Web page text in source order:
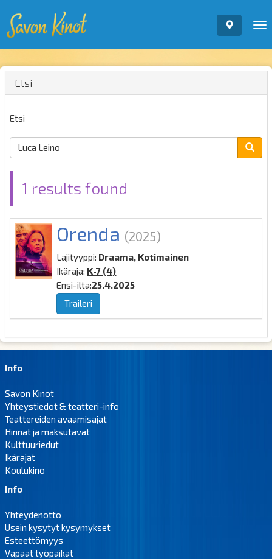
Etsi
Etsi
1 results found
Orenda (2025)
Lajityyppi: Draama, Kotimainen
Ikäraja: K-7 (4)
Ensi-ilta:25.4.2025
Traileri
Info
Savon Kinot
Yhteystiedot & teatteri-info
Teattereiden avaamisajat
Hinnat ja maksutavat
Kulttuuriedut
Ikärajat
Koulukino
Info
Yhteydenotto
Usein kysytyt kysymykset
Esteettömyys
Vapaat työpaikat